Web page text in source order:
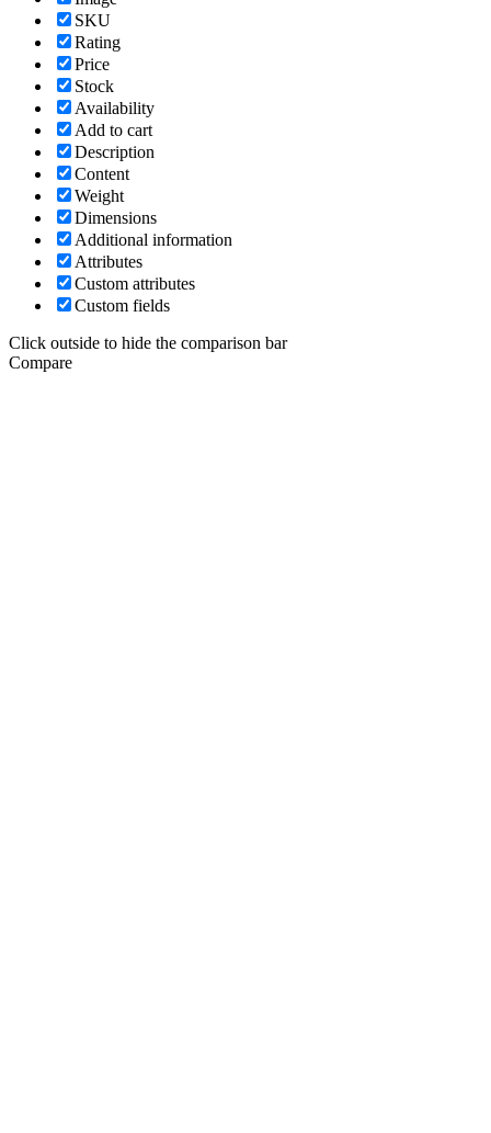
SKU
Rating
Price
Stock
Availability
Add to cart
Description
Content
Weight
Dimensions
Additional information
Attributes
Custom attributes
Custom fields
Click outside to hide the comparison bar
Compare